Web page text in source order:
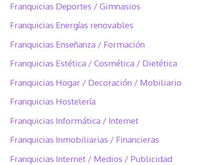
Franquicias Deportes / Gimnasios
Franquicias Energías renovables
Franquicias Enseñanza / Formación
Franquicias Estética / Cosmética / Dietética
Franquicias Hogar / Decoración / Mobiliario
Franquicias Hostelería
Franquicias Informática / Internet
Franquicias Inmobiliarias / Financieras
Franquicias Internet / Medios / Publicidad